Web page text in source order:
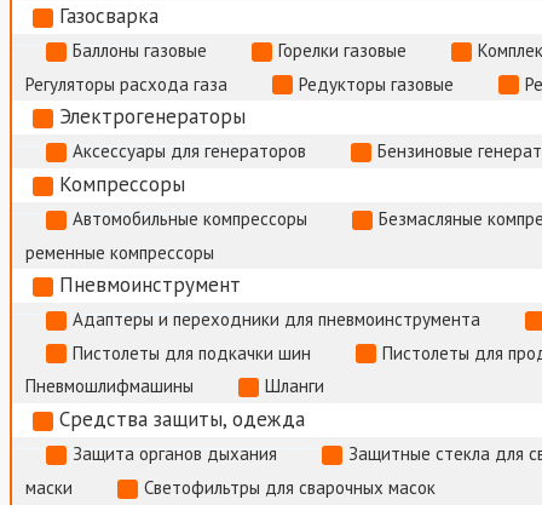
Газосварка
Баллоны газовые Горелки газовые
Регуляторы расхода газа
Редукторы газовые
Электрогенераторы
Аксессуары для генераторов Бензиновые
Компрессоры
Автомобильные компрессоры
Безмасляные
ременные компрессоры
Пневмоинструмент
Адаптеры и переходники для пневмоинструмента
Пистолеты для подкачки шин
Пистолеты для
Пневмошлифмашины
Шланги
Средства защиты, одежда
Защита органов дыхания
Защитные стекла для
маски
Светофильтры для сварочных масок